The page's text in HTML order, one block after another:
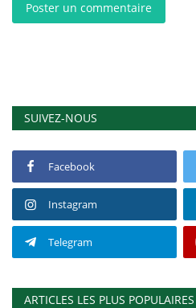
Poster un commentaire
SUIVEZ-NOUS
Facebook
Instagram
Telegram
ARTICLES LES PLUS POPULAIRES